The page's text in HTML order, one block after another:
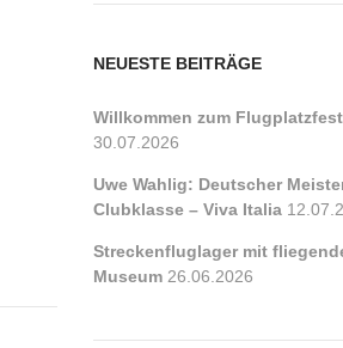
NEUESTE BEITRÄGE
Willkommen zum Flugplatzfest
30.07.2026
Uwe Wahlig: Deutscher
Clubklasse – Viva Italia
Streckenfluglager mit
Museum 26.06.2026